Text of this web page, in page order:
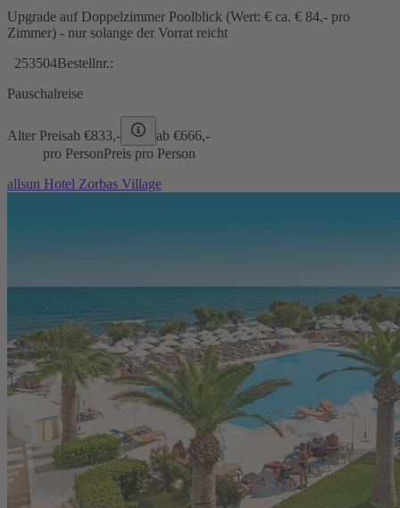
Upgrade auf Doppelzimmer Poolblick (Wert: € ca. € 84,- pro
Zimmer) - nur solange der Vorrat reicht
253504Bestellnr.:
Pauschalreise
Alter Preisab €833,- ab €666,-
pro PersonPreis pro Person
allsun Hotel Zorbas Village